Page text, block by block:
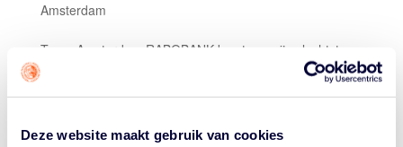
Deze website maakt gebruik van cookies
Amsterdam
Team Amsterdam RABOBANK komt van zijn slechtste
World Tour-stop van dit jaar. In Hongkong verloor de
Amsterdam RABOBANK ging naar Hongkong met een